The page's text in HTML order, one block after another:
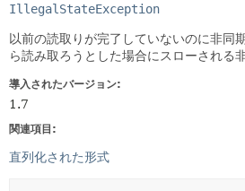
IllegalStateException
以前の読取りが完了していないのに非同
ら読み取ろうとした場合にスローされる
導入されたバージョン:
1.7
関連項目:
直列化された形式